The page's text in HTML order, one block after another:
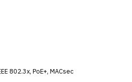
802.3x, PoE+, MACsec